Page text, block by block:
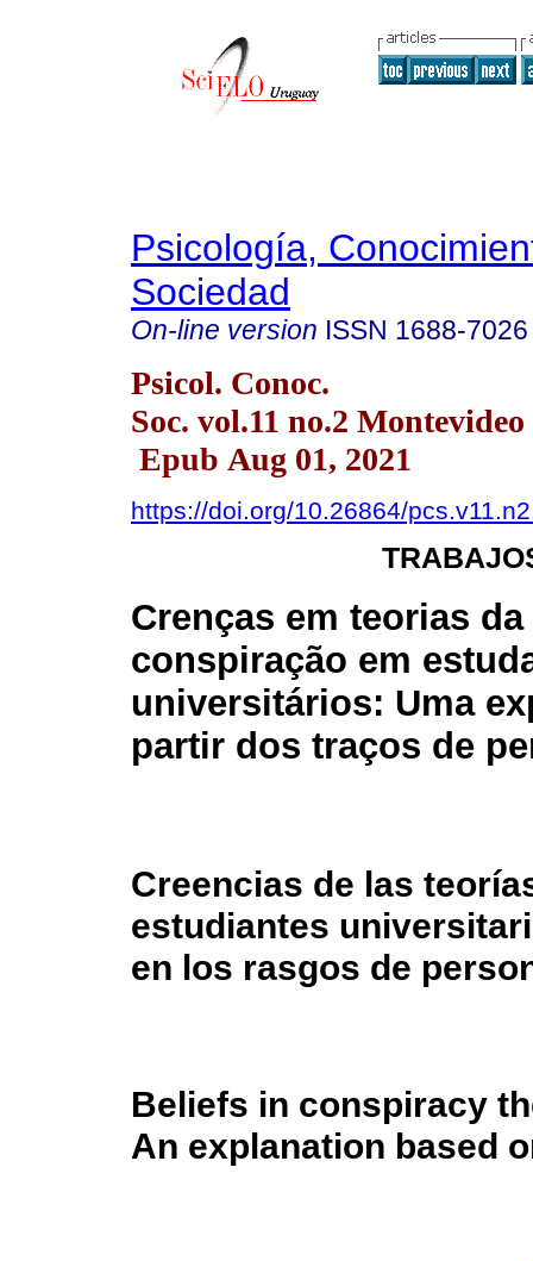
Psicología,
Sociedad
On-line version ISSN 1688-7026
Psicol. Conoc.
Soc. vol.11 no.2
Epub Aug 01, 2021
https://doi.org/10.26864/
Crenças em teorias da
conspiração em
universitários: Uma
partir dos traços de
Creencias de las
estudiantes
en los rasgos de
Beliefs in conspiracy
An explanation based